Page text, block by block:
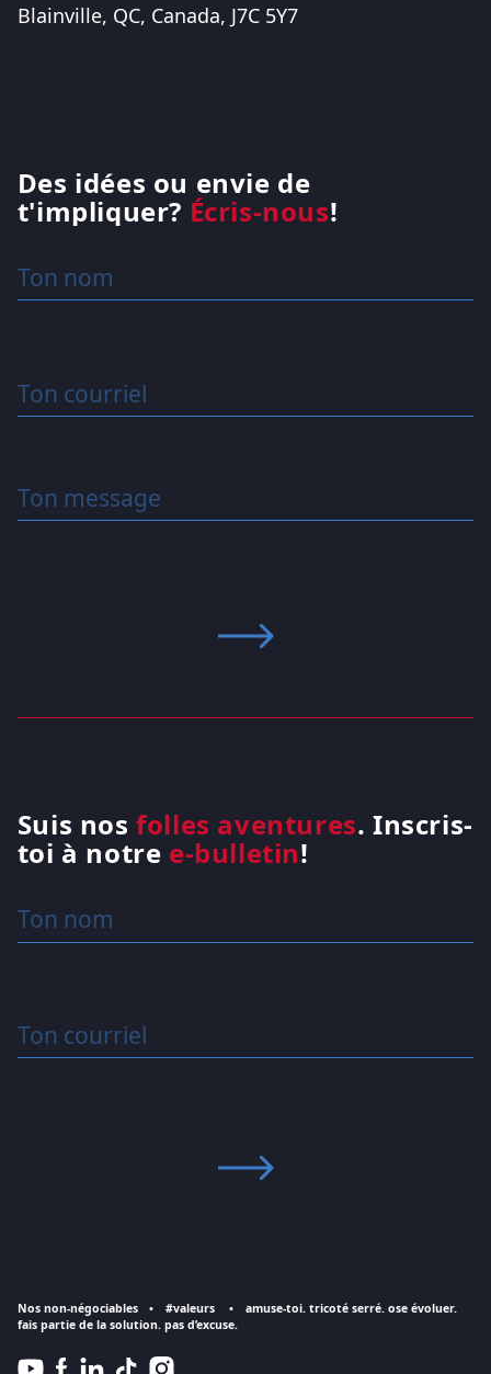
Blainville, QC, Canada, J7C 5Y7
Des idées ou envie de
t'impliquer? Écris-nous!
Ton nom
Ton courriel
Ton message
Suis nosfolles aventures. Inscris-
toi à notre e-bulletin!
Ton nom
Ton courriel
Nos non-négociables #valeurs
amuse-toi. tricoté serré. ose évoluer.
fais partie de la solution. pas d’excuse.